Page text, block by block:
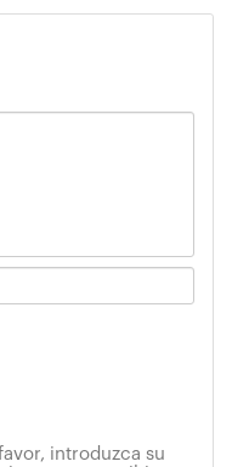
introduzca su